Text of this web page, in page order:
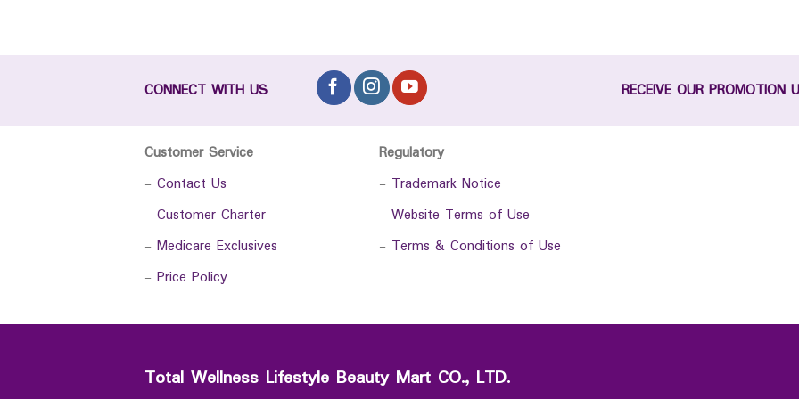
CONNECT WITH US RECEIVE OUR PROMOTION
Customer Service
- Contact Us
- Customer Charter
- Medicare Exclusives
- Price Policy
Regulatory
- Trademark Notice
- Website Terms of Use
- Terms & Conditions of Use
Total Wellness Lifestyle Beauty Mart CO., LTD.